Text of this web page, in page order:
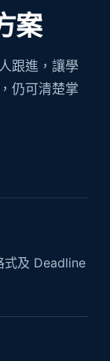
案
跟進，讓學
仍可清楚掌
式及 Deadline